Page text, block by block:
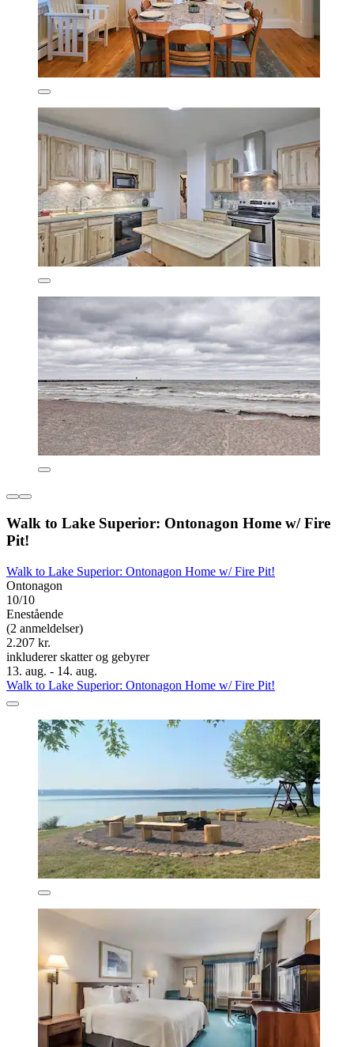
Walk to Lake Superior: Ontonagon Home w/ Fire
Pit!
Walk to Lake Superior: Ontonagon Home w/ Fire Pit!
Ontonagon
10/10
Enestående
(2 anmeldelser)
2.207 kr.
inkluderer skatter og gebyrer
13. aug. - 14. aug.
Walk to Lake Superior: Ontonagon Home w/ Fire Pit!